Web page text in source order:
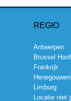
REGIO
Antwerpen
Brussel
Frankrijk
Henegouwen
Limburg
Locatie niet